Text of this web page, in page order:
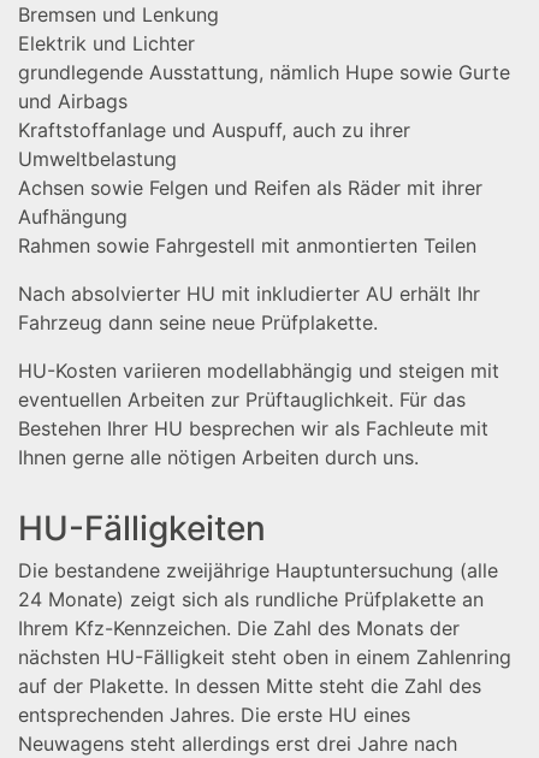
Bremsen und Lenkung
Elektrik und Lichter
grundlegende Ausstattung, nämlich Hupe sowie Gurte
und Airbags
Kraftstoffanlage und Auspuff, auch zu ihrer
Umweltbelastung
Achsen sowie Felgen und Reifen als Räder mit ihrer
Aufhängung
Rahmen sowie Fahrgestell mit anmontierten Teilen
Nach absolvierter HU mit inkludierter AU erhält Ihr
Fahrzeug dann seine neue Prüfplakette.
HU-Kosten variieren modellabhängig und steigen mit
eventuellen Arbeiten zur Prüftauglichkeit. Für das
Bestehen Ihrer HU besprechen wir als Fachleute mit
Ihnen gerne alle nötigen Arbeiten durch uns.
HU-Fälligkeiten
Die bestandene zweijährige Hauptuntersuchung (alle
24 Monate) zeigt sich als rundliche Prüfplakette an
Ihrem Kfz-Kennzeichen. Die Zahl des Monats der
nächsten HU-Fälligkeit steht oben in einem Zahlenring
auf der Plakette. In dessen Mitte steht die Zahl des
entsprechenden Jahres. Die erste HU eines
Neuwagens steht allerdings erst drei Jahre nach